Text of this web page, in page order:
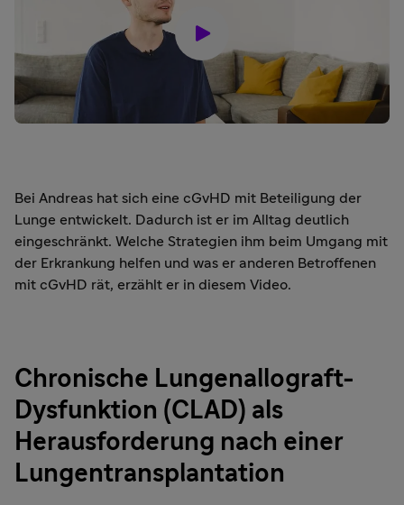
Bei Andreas hat sich eine cGvHD mit Beteiligung der
Lunge entwickelt. Dadurch ist er im Alltag deutlich
eingeschränkt. Welche Strategien ihm beim Umgang mit
der Erkrankung helfen und was er anderen Betroffenen
mit cGvHD rät, erzählt er in diesem Video.
Chronische Lungenallograft-
Dysfunktion (CLAD) als
Herausforderung nach einer
Lungentransplantation